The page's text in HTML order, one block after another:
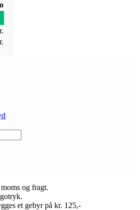
og fragt.
et gebyr på kr. 125,-